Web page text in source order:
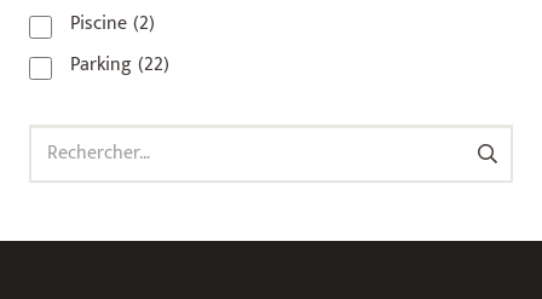
Piscine(2)
Parking(22)
Rechercher :